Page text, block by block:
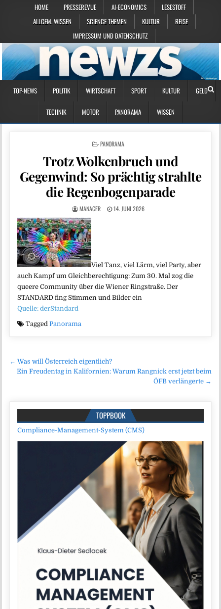
HOME PRESSEREVUE AI-ECONOMICS
LESESTOFF
ALLGEM. WISSEN
SCIENCE THEMEN KULTUR
REISE
IMPRESSUM UND DATENSCHUTZ
TOP-NEWS POLITIK WIRTSCHAFT SPORT KULTUR GELD
TECHNIK MOTOR PANORAMA WISSEN
POSTED IN
PANORAMA
Trotz Wolkenbruch und
Gegenwind: So prächtig strahlte
die Regenbogenparade
MANAGER 14. JUNI 2026
Viel Tanz, viel Lärm, viel Party, aber
auch Kampf um Gleichberechtigung: Zum 30. Mal zog die
queere Community über die Wiener Ringstraße. Der
STANDARD fing Stimmen und Bilder ein
Quelle: derStandard
TaggedPanorama
Beitragsnavigation
← Was will Österreich eigentlich?
Ein Freudentag in Kalifornien: Warum Rangnick erst jetzt beim
ÖFB verlängerte →
TOPPBOOK
Compliance-Management-System (CMS)